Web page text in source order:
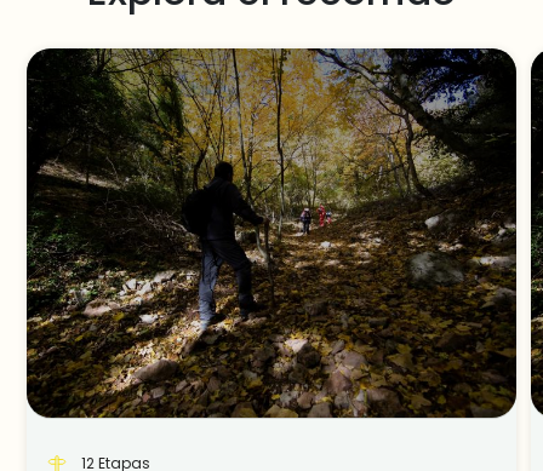
12 Etapas